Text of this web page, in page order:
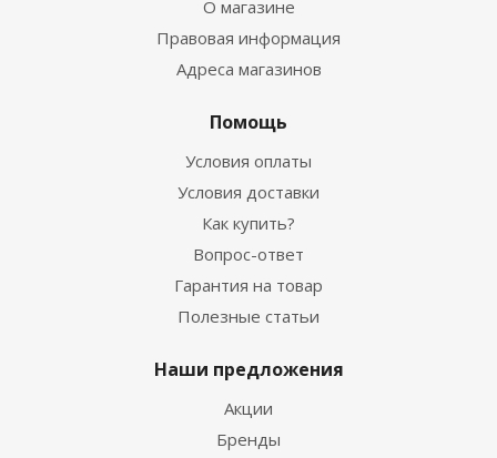
О магазине
Правовая информация
Адреса магазинов
Помощь
Условия оплаты
Условия доставки
Как купить?
Вопрос-ответ
Гарантия на товар
Полезные статьи
Наши предложения
Акции
Бренды